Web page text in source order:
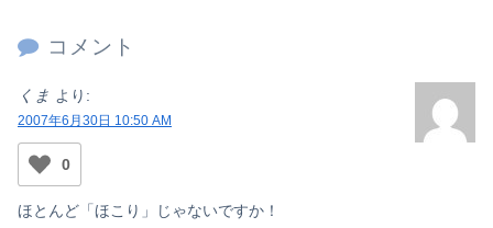
コメント
くま より:
2007年6月30日 10:50 AM
0
ほとんど「ほこり」じゃないですか！